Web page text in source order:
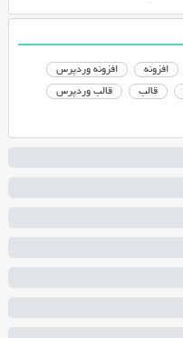
افزونه افزونه وردپرس
قالب قالب وردپرس